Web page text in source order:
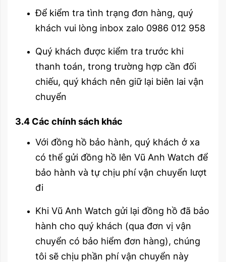
Để kiểm tra tình trạng đơn hàng, quý
khách vui lòng inbox zalo 0986 012 958
Quý khách được kiểm tra trước khi
thanh toán, trong trường hợp cần đối
chiếu, quý khách nên giữ lại biên lai vận
chuyển
3.4 Các chính sách khác
Với đồng hồ bảo hành, quý khách ở xa
có thể gửi đồng hồ lên Vũ Anh Watch để
bảo hành và tự chịu phí vận chuyển lượt
đi
Khi Vũ Anh Watch gửi lại đồng hồ đã bảo
hành cho quý khách (qua đơn vị vận
chuyển có bảo hiểm đơn hàng), chúng
tôi sẽ chịu phần phí vận chuyển này